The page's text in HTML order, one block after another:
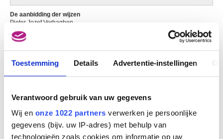
Toestemming Details Advertentie-instellingen
Verantwoord gebruik van uw gegevens
Wij en onze 1022 partners verwerken je persoonlijke
gegevens (bijv. uw IP-adres) met behulp van
technologieën zoals cookies om informatie op uw
Achterveld (Nederland) 1946
Van Beurden Alfons
Van Beveren Mattheus
van Beyeren Abraham
Den Haag (Nederland) 1620/21 - Overschie / Rotterdam (Nederland) 1690
Van Beylen Victor
Antwerpen 1897 - 1970
Van Biesbroeck Louis-Pierre
Gent 1839 - Brussel 1919
De aanbidding der wijzen
Pieter Jozef Verhaghen